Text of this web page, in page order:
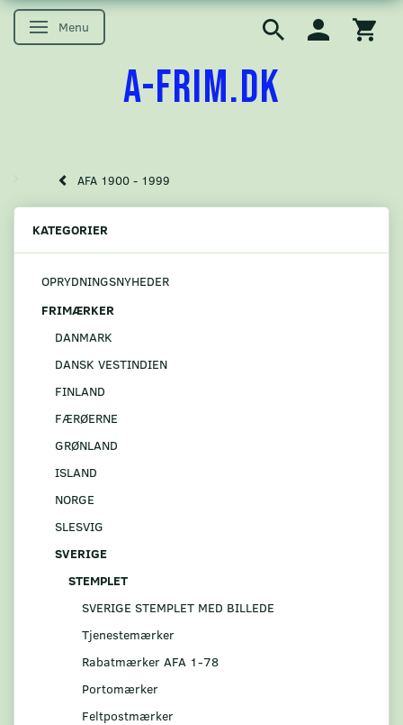
Skifte navigation
Menu
A-FRIM.DK
AFA 1900 - 1999
KATEGORIER
OPRYDNINGSNYHEDER
FRIMÆRKER
DANMARK
DANSK VESTINDIEN
FINLAND
FÆRØERNE
GRØNLAND
ISLAND
NORGE
SLESVIG
SVERIGE
STEMPLET
SVERIGE STEMPLET MED BILLEDE
Tjenestemærker
Rabatmærker AFA 1-78
Portomærker
Feltpostmærker